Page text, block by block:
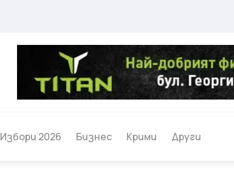
Избори 2026 Бизнес Крими Други